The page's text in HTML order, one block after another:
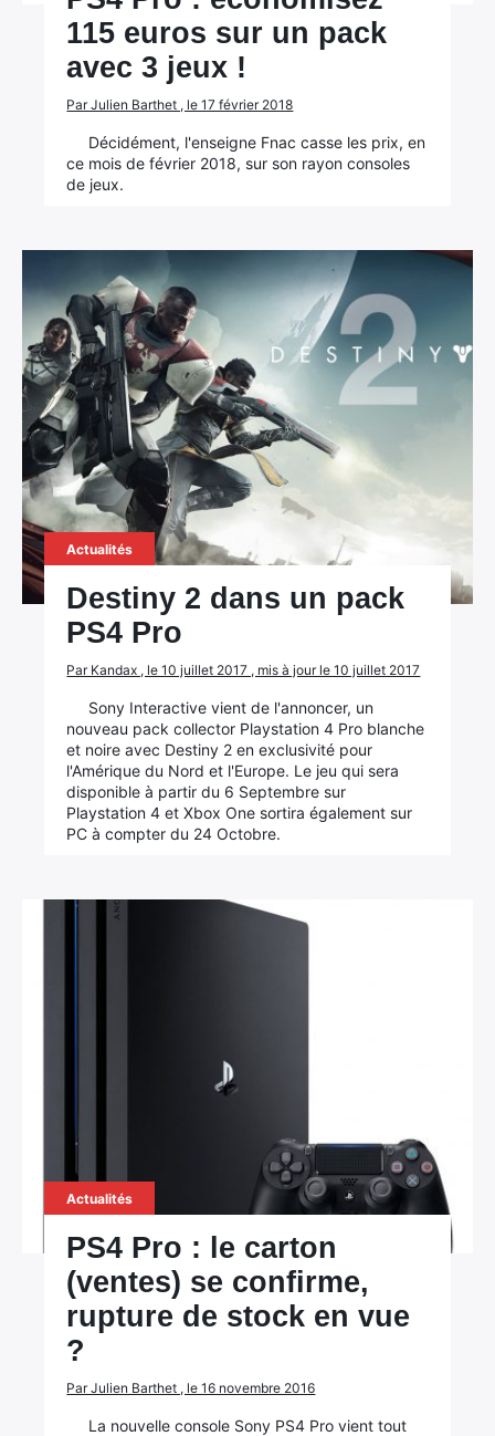
115 euros sur un pack
avec 3 jeux !
Par Julien Barthet , le 17 février 2018
Décidément, l'enseigne Fnac casse les prix, en
ce mois de février 2018, sur son rayon consoles
de jeux.
Actualités
Destiny 2 dans un pack
PS4 Pro
Par Kandax , le 10 juillet 2017 , mis à jour le 10 juillet 2017
Sony Interactive vient de l'annoncer, un
nouveau pack collector Playstation 4 Pro blanche
et noire avec Destiny 2 en exclusivité pour
l'Amérique du Nord et l'Europe. Le jeu qui sera
disponible à partir du 6 Septembre sur
Playstation 4 et Xbox One sortira également sur
PC à compter du 24 Octobre.
Actualités
PS4 Pro : le carton
(ventes) se confirme,
rupture de stock en vue
?
Par Julien Barthet , le 16 novembre 2016
La nouvelle console Sony PS4 Pro vient tout